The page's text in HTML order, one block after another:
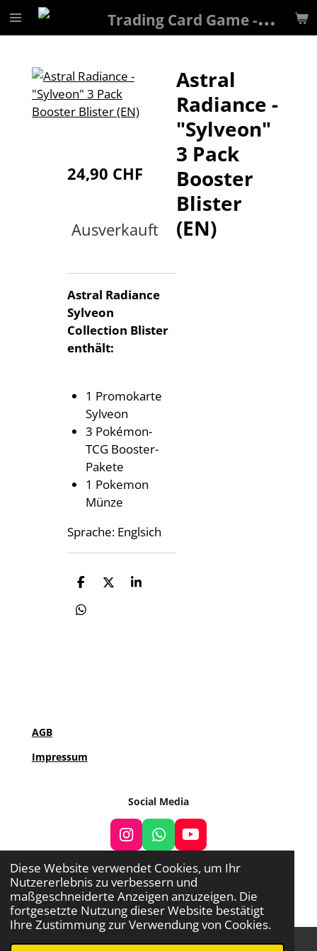
Diese Website verwendet Cookies, um Ihr
Nutzererlebnis zu verbessern und
maßgeschneiderte Anzeigen anzuzeigen. Die
fortgesetzte Nutzung dieser Website bestätigt
Ihre Zustimmung zur Verwendung von Cookies.
Zum
Hauptinhalt
T
rading Card Game - Galaxy
Astral
Radiance -
"Sylveon"
3 Pack
Booster
Blister
(EN)
24,90 CHF
Ausverkauft
Astral Radiance
Sylveon
Collection Blister
enthält:
1 Promokarte
Sylveon
3 Pokémon-
TCG Booster-
Pakete
1 Pokemon
Münze
Sprache: Englsich
T
i
T
T
T
AGB
Impressum
Social Media
I
n
s
t
a
g
r
a
W
h
a
t
s
A
p
p
Y
o
u
T
u
b
e
© 2022 - 2026 TCG Galaxy